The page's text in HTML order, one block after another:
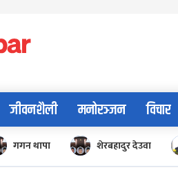
जीवनशैली मनोरञ्जन विचार
गगन थापा शेरबहादुर देउवा